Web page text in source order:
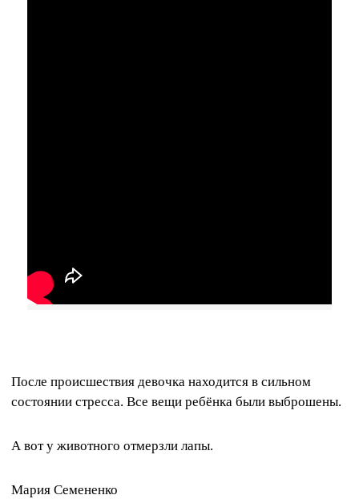
После происшествия девочка находится в сильном
состоянии стресса. Все вещи ребёнка были выброшены.
А вот у животного отмерзли лапы.
Мария Семененко